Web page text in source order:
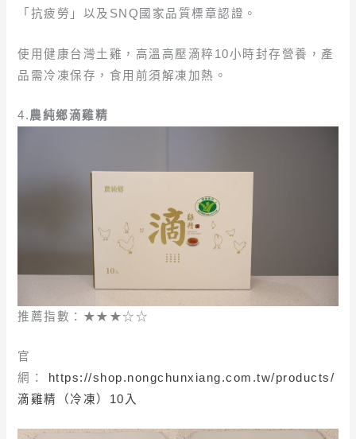
「抗疲勞」以及SNQ國家品質標章認證。
使用健康台灣土雞，高溫高壓滴粹10小時封存營養，產
品需冷凍保存，食用前須解凍加熱。
4.農純鄉滴雞精
推薦指數：★★★☆☆
官
網：
https://shop.nongchunxiang.com.tw/products/
滴雞精（冷凍）10入